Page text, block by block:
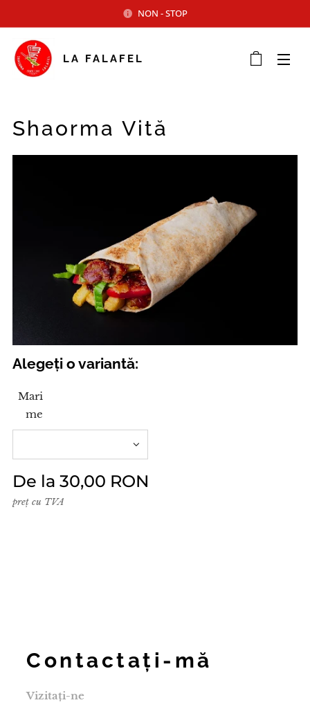
NON - STOP
LA FALAFEL
Shaorma Vită
Alegeți o variantă:
Mari
me
De la 30,00 RON
preț cu TVA
Contactați-mă
Vizitați-ne